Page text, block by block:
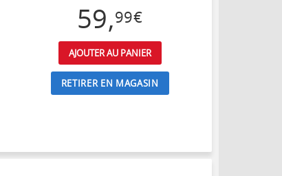
59,99€
AJOUTER AU PANIER
RETIRER EN MAGASIN